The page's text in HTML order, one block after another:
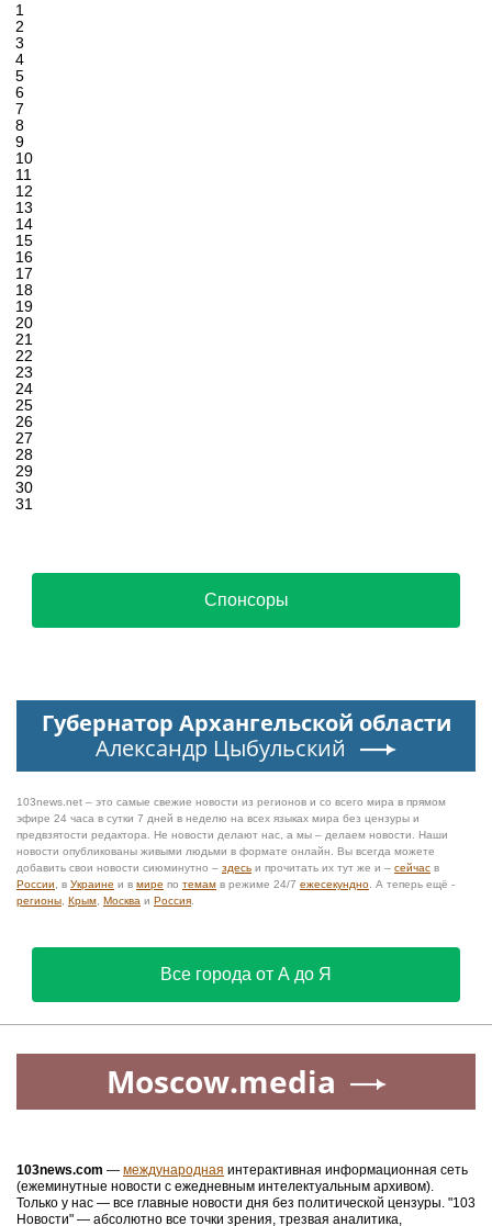
1
2
3
4
5
6
7
8
9
10
11
12
13
14
15
16
17
18
19
20
21
22
23
24
25
26
27
28
29
30
31
Спонсоры
Губернатор Архангельской области
Александр Цыбульский
103news.net – это самые свежие новости из регионов и со всего мира в прямом
эфире 24 часа в сутки 7 дней в неделю на всех языках мира без цензуры и
предвзятости редактора. Не новости делают нас, а мы – делаем новости. Наши
новости опубликованы живыми людьми в формате онлайн. Вы всегда можете
добавить свои новости сиюминутно – здесь и прочитать их тут же и – сейчас в
России , в Украине и в мире по темам в режиме 24/7 ежесекундно . А теперь ещё -
регионы Крым Москва и Россия
Все города от А до Я
Moscow.media
103news.com — международная интерактивная информационная сеть
(ежеминутные новости с ежедневным интелектуальным архивом).
Только у нас — все главные новости дня без политической цензуры. "103
Новости" — абсолютно все точки зрения, трезвая аналитика,